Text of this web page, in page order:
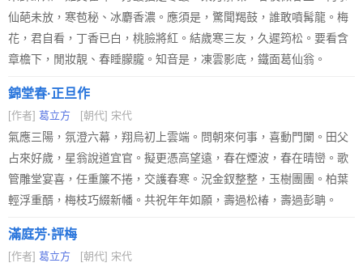
仙葩未放，寒苞秘、冰麝香濃。應須是，驚聞羯鼓，誰敢噴髯龍。梅
花，君自看，丁香已白，桃臉將紅。結歲寒三友，久遲筠松。要看含
章檐下，閒妝靚、春睡朦朧。知音是，凍雲影底，鐵面葛仙翁。
錦堂春·正旦作
[作者] 葛立方 [朝代] 宋代
氣應三陽，氛澄六幕，翔烏初上雲端。問朝來何事，喜動門闌。田父
占來好歲，星翁說道宜官。擬更憑高望遠，春在煙波，春在晴巒。歌
管雕堂宴喜，任重簾不捲，交護春寒。況金釵整整，玉樹團團。柏葉
輕浮重醑，梅枝巧綴新幡。共祝年年如願，壽過松椿，壽過彭聃。
滿庭芳·評梅
[作者] 葛立方 [朝代] 宋代